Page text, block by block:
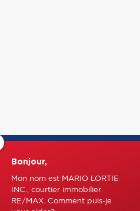
Bonjour,
Mon nom est MARIO LORTIE
INC., courtier immobilier
RE/MAX. Comment puis-je